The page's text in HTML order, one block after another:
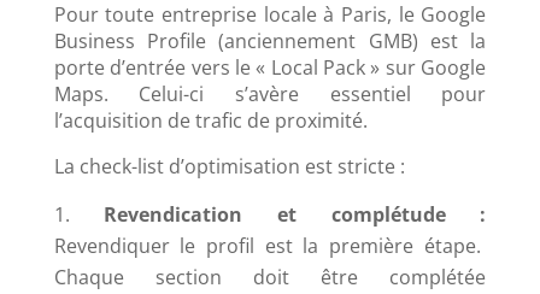
Pour toute entreprise locale à Paris, le Google
Business Profile (anciennement GMB) est la
porte d’entrée vers le « Local Pack » sur Google
Maps. Celui-ci s’avère essentiel pour
l’acquisition de trafic de proximité.
La check-list d’optimisation est stricte :
Revendication et complétude :
Revendiquer le profil est la première étape.
Chaque section doit être complétée